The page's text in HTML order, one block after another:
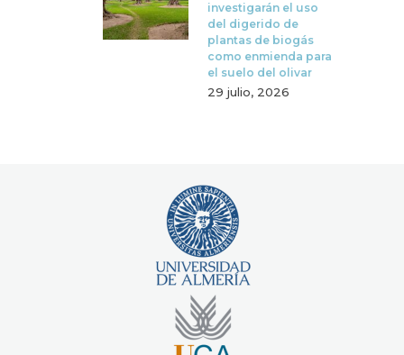
investigarán el uso
del digerido de
plantas de biogás
como enmienda para
el suelo del olivar
29 julio, 2026